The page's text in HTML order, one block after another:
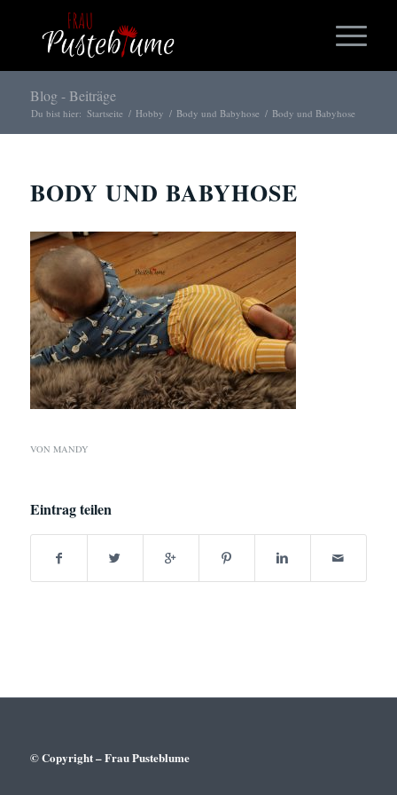
Blog - Beiträge
Du bist hier: Startseite / Hobby / Body und Babyhose / Body und Babyhose
BODY UND BABYHOSE
VON MANDY
Eintrag teilen
© Copyright – Frau Pusteblume